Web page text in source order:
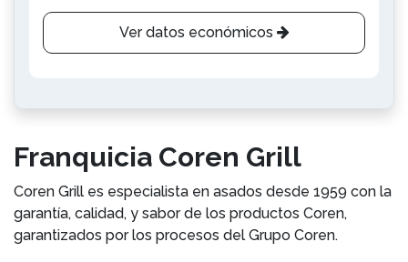
Ver datos económicos
Franquicia Coren Grill
Coren Grill es especialista en asados desde 1959 con la
garantía, calidad, y sabor de los productos Coren,
garantizados por los procesos del Grupo Coren.